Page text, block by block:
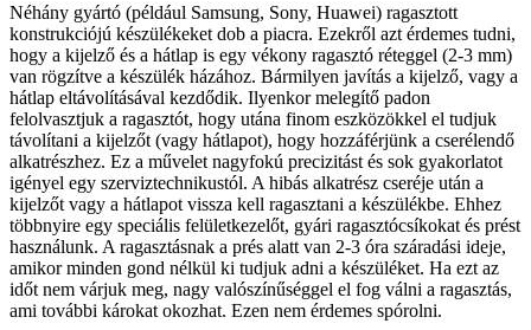
Néhány gyártó (például Samsung, Sony, Huawei) ragasztott
konstrukciójú készülékeket dob a piacra. Ezekről azt érdemes tudni,
hogy a kijelző és a hátlap is egy vékony ragasztó réteggel (2-3 mm)
van rögzítve a készülék házához. Bármilyen javítás a kijelző, vagy a
hátlap eltávolításával kezdődik. Ilyenkor melegítő padon
felolvasztjuk a ragasztót, hogy utána finom eszközökkel el tudjuk
távolítani a kijelzőt (vagy hátlapot), hogy hozzáférjünk a cserélendő
alkatrészhez. Ez a művelet nagyfokú precizitást és sok gyakorlatot
igényel egy szerviztechnikustól. A hibás alkatrész cseréje után a
kijelzőt vagy a hátlapot vissza kell ragasztani a készülékbe. Ehhez
többnyire egy speciális felületkezelőt, gyári ragasztócsíkokat és prést
használunk. A ragasztásnak a prés alatt van 2-3 óra száradási ideje,
amikor minden gond nélkül ki tudjuk adni a készüléket. Ha ezt az
időt nem várjuk meg, nagy valószínűséggel el fog válni a ragasztás,
ami további károkat okozhat. Ezen nem érdemes spórolni.